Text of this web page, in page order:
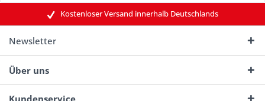
Kostenloser Versand innerhalb Deutschlands
Newsletter
Über uns
Kundenservice